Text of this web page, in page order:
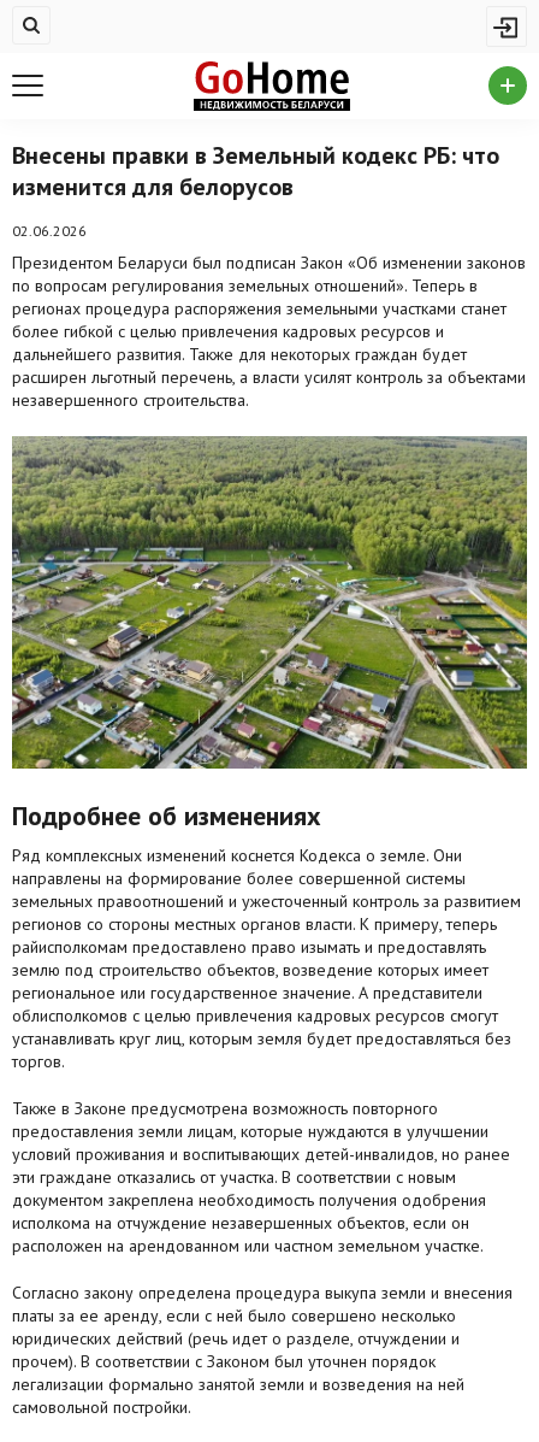
Купить квартиру
На сутки
Новостройки
Дома/коттеджи/участки
Комерческая недвижимость
Продажа коммерческой недвижимости
Аренда коммерческой недвижимости
Другие разделы
Новости
Агентства
Ремонт квартир
Грузовое такси
Способы оплаты
Реклама на сайте
Внесены правки в Земельный кодекс РБ: что
изменится для белорусов
02.06.2026
Президентом Беларуси был подписан Закон «Об изменении законов
по вопросам регулирования земельных отношений». Теперь в
регионах процедура распоряжения земельными участками станет
более гибкой с целью привлечения кадровых ресурсов и
дальнейшего развития. Также для некоторых граждан будет
расширен льготный перечень, а власти усилят контроль за объектами
незавершенного строительства.
Подробнее об изменениях
Ряд комплексных изменений коснется Кодекса о земле. Они
направлены на формирование более совершенной системы
земельных правоотношений и ужесточенный контроль за развитием
регионов со стороны местных органов власти. К примеру, теперь
райисполкомам предоставлено право изымать и предоставлять
землю под строительство объектов, возведение которых имеет
региональное или государственное значение. А представители
облисполкомов с целью привлечения кадровых ресурсов смогут
устанавливать круг лиц, которым земля будет предоставляться без
торгов.
Также в Законе предусмотрена возможность повторного
предоставления земли лицам, которые нуждаются в улучшении
условий проживания и воспитывающих детей-инвалидов, но ранее
эти граждане отказались от участка. В соответствии с новым
документом закреплена необходимость получения одобрения
исполкома на отчуждение незавершенных объектов, если он
расположен на арендованном или частном земельном участке.
Согласно закону определена процедура выкупа земли и внесения
платы за ее аренду, если с ней было совершено несколько
юридических действий (речь идет о разделе, отчуждении и
прочем). В соответствии с Законом был уточнен порядок
легализации формально занятой земли и возведения на ней
самовольной постройки.